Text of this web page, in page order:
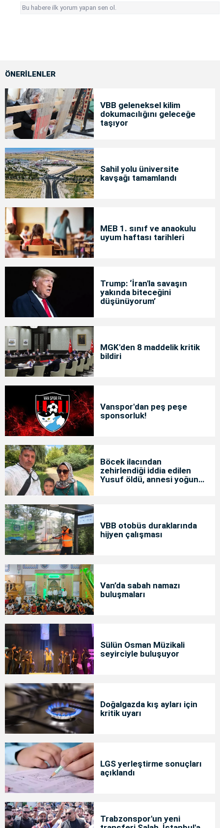
Bu habere ilk yorum yapan sen ol.
ÖNERİLENLER
VBB geleneksel kilim
dokumacılığını geleceğe
taşıyor
Sahil yolu üniversite
kavşağı tamamlandı
MEB 1. sınıf ve anaokulu
uyum haftası tarihleri
Trump: ‘İran'la savaşın
yakında biteceğini
düşünüyorum’
MGK'den 8 maddelik kritik
bildiri
Vanspor'dan peş peşe
sponsorluk!
Böcek ilacından
zehirlendiği iddia edilen
Yusuf öldü, annesi yoğun
VBB otobüs duraklarında
hijyen çalışması
Van’da sabah namazı
buluşmaları
Sülün Osman Müzikali
seyirciyle buluşuyor
Doğalgazda kış ayları için
kritik uyarı
LGS yerleştirme sonuçları
açıklandı
Trabzonspor'un yeni